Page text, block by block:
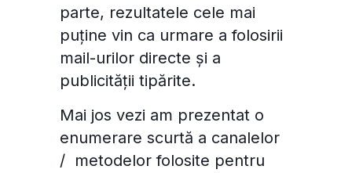
parte, rezultatele cele mai
puține vin ca urmare a folosirii
mail-urilor directe și a
publicității tipărite.
Mai jos vezi am prezentat o
enumerare scurtă a canalelor
/ metodelor folosite pentru